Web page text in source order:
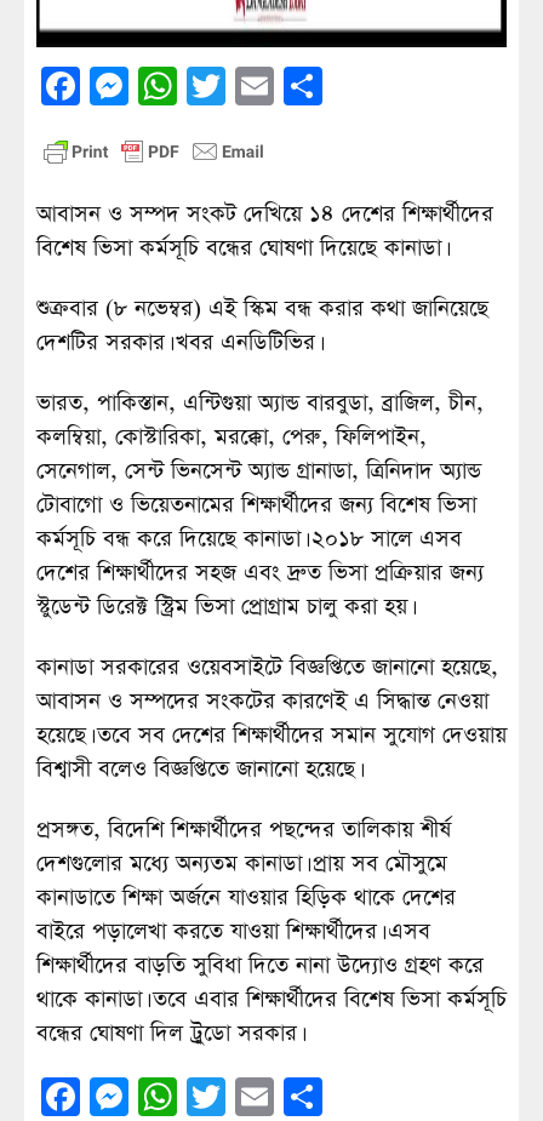
Facebook
Messenger
WhatsApp
Twitter
Email
আবাসন ও সম্পদ সংকট দেখিয়ে ১৪ দেশের শিক্ষার্থীদের
বিশেষ ভিসা কর্মসূচি বন্ধের ঘোষণা দিয়েছে কানাডা।
শুক্রবার (৮ নভেম্বর) এই স্কিম বন্ধ করার কথা জানিয়েছে
দেশটির সরকার। খবর এনডিটিভির।
ভারত, পাকিস্তান, এন্টিগুয়া অ্যান্ড বারবুডা, ব্রাজিল, চীন,
কলম্বিয়া, কোস্টারিকা, মরক্কো, পেরু, ফিলিপাইন,
সেনেগাল, সেন্ট ভিনসেন্ট অ্যান্ড গ্রানাডা, ত্রিনিদাদ অ্যান্ড
টোবাগো ও ভিয়েতনামের শিক্ষার্থীদের জন্য বিশেষ ভিসা
কর্মসূচি বন্ধ করে দিয়েছে কানাডা। ২০১৮ সালে এসব
দেশের শিক্ষার্থীদের সহজ এবং দ্রুত ভিসা প্রক্রিয়ার জন্য
স্টুডেন্ট ডিরেক্ট স্ট্রিম ভিসা প্রোগ্রাম চালু করা হয়।
কানাডা সরকারের ওয়েবসাইটে বিজ্ঞপ্তিতে জানানো হয়েছে,
আবাসন ও সম্পদের সংকটের কারণেই এ সিদ্ধান্ত নেওয়া
হয়েছে। তবে সব দেশের শিক্ষার্থীদের সমান সুযোগ দেওয়ায়
বিশ্বাসী বলেও বিজ্ঞপ্তিতে জানানো হয়েছে।
প্রসঙ্গত, বিদেশি শিক্ষার্থীদের পছন্দের তালিকায় শীর্ষ
দেশগুলোর মধ্যে অন্যতম কানাডা। প্রায় সব মৌসুমে
কানাডাতে শিক্ষা অর্জনে যাওয়ার হিড়িক থাকে দেশের
বাইরে পড়ালেখা করতে যাওয়া শিক্ষার্থীদের। এসব
শিক্ষার্থীদের বাড়তি সুবিধা দিতে নানা উদ্যোও গ্রহণ করে
থাকে কানাডা। তবে এবার শিক্ষার্থীদের বিশেষ ভিসা কর্মসূচি
বন্ধের ঘোষণা দিল ট্রুডো সরকার।
Facebook
Messenger
WhatsApp
Twitter
Email